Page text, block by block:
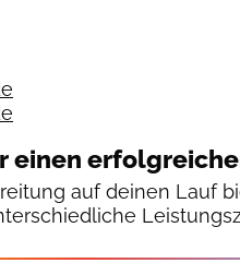
einen
auf deinen Lauf